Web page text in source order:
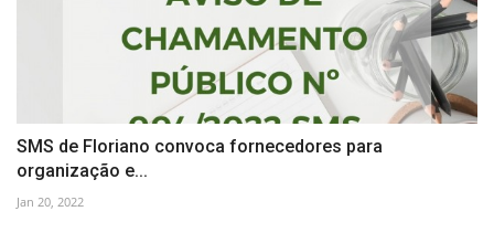
SMS de Floriano convoca fornecedores para
organização e...
Jan 20, 2022